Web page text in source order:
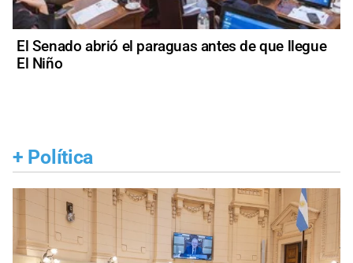
El Senado abrió el paraguas antes de que llegue
El Niño
+ Política